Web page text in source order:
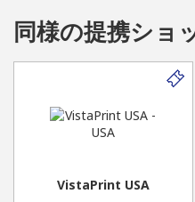
同様の提携ショ
VistaPrint USA